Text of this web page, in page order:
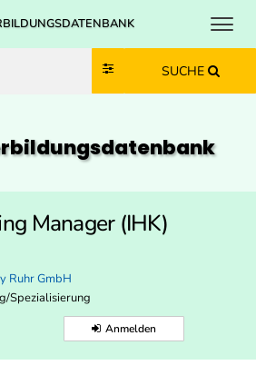
Zum Inhalt springen
Zum Navmenü springen
Zur Suche springen
Zur Footer springen
SUCHE
Manager (IHK)
Ruhr GmbH
Spezialisierung
Anmelden